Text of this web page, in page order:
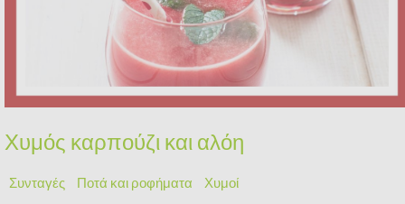
Χυμός καρπούζι και αλόη
Συνταγές Ποτά και ροφήματα Χυμοί